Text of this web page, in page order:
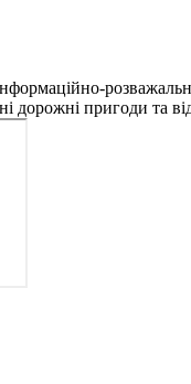
дорожні пригоди та